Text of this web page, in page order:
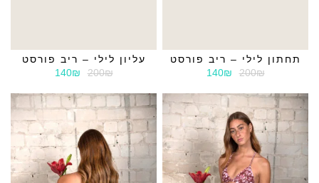
תחתון לילי – ריב פורסט
200₪
140₪
עליון לילי – ריב פורסט
200₪
140₪